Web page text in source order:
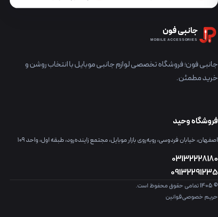
جانبی فون
MOBILE ACCESSORIES
جانبی فون؛ فروشگاه تخصصی لوازم جانبی موبایل با انتخاب روشن و
خرید مطمئن.
فروشگاه وحید
اصفهان، خیابان فردوسی، روبه‌روی بازار موبایل، مجتمع زاینده‌رود، طبقه اول، واحد ۱۰۹
03132228180
09132291235
© 1405 تمامی حقوق محفوظ است.
حریم خصوصیقوانین